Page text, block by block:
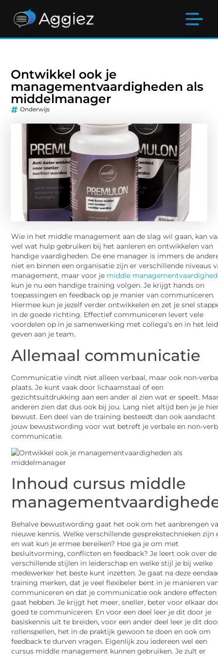
Ontwikkel ook je
managementvaardigheden als
middelmanager
Onderwijs
Wie in het middle management aan de slag wil gaan, kan
wel wat hulp gebruiken bij het aanleren en ontwikkelen van
handige vaardigheden. De ene manager is immers de
niet en binnen een organisatie zijn er verschillende niveaus
management, maar voor je middle
kun je nu een handige training volgen. Je krijgt hands on
toepassingen en feedback op je manier van communiceren.
Hiermee kun je jezelf verder ontwikkelen en zet je snel
in de goede richting. Effectief communiceren levert vele
voordelen op in je samenwerking met collega’s en in het
geven aan je team.
Allemaal communicatie
Communicatie vindt niet alleen verbaal, maar ook non-
plaats. Je kunt vaak door lichaamstaal of een
gezichtsuitdrukking aan een ander al zien wat er speelt.
anderen zien dat dus ook bij jou. Lang niet altijd ben je je
bewust. Een deel van de training besteedt dan ook aandacht
jouw bewustwording voor wat betreft je verbale en non-
communicatie.
Inhoud cursus middle
Behalve bewustwording gaat het ook om het aanbrengen
nieuwe kennis. Welke verschillende gesprekstechnieken zijn
en wat kun je ermee bereiken? Hoe ga je om met
besluitvorming, conflicten en feedback? Je leert ook over de
verschillende stijlen in leiderschap en welke stijl je bij welke
medewerker het beste kunt inzetten. Je gaat na deze
training merken, dat je veel flexibeler bent in je manieren
communiceren en dat je communicatie ook andere effecten
gaat hebben. Je krijgt het meer, sneller, beter voor elkaar
goed te communiceren. En voor een deel leer je dit door je
basiskennis uit te breiden, voor een ander deel leer je dit
rollenspellen, het in de praktijk gewoon te doen en ook om
feedback te durven vragen. Eigenlijk zou iedereen wel een
cursus middle management kunnen gebruiken. Je zult er